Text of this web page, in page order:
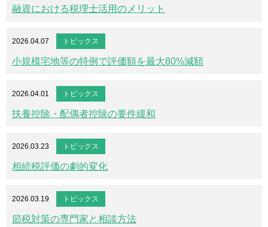
融資における税理士活用のメリット
2026.04.07 トピックス
小規模宅地等の特例で評価額を最大80%減額
2026.04.01 トピックス
扶養控除・配偶者控除の要件緩和
2026.03.23 トピックス
相続税評価の劇的変化
2026.03.19 トピックス
節税対策の専門家と相談方法